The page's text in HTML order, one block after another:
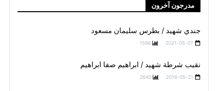
مدرجون آخرون
جندي شهيد / بطرس سليمان مسعود
2021-05-07
1596
نقيب شرطة شهيد / ابراهيم صفا ابراهيم
2016-05-21
2640